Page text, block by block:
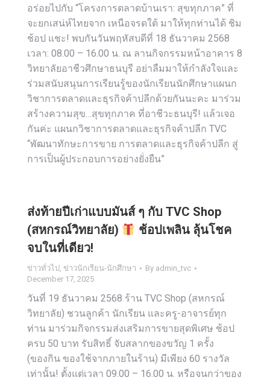
อร่อยไปกับ “โครงการตลาดบ้านเรา: สุขทุกภาค” ที่
จะยกเสน่ห์ไทยจาก เหนือจรดใต้ มาให้ทุกท่านได้ ชิม
ช้อป แชะ! พบกันวันพฤหัสบดีที่ 18 ธันวาคม 2568
เวลา: 08.00 – 16.00 น. ณ ลานกิจกรรมหน้าอาคาร 8
วิทยาลัยอาชีวศึกษาธนบุรี อย่าลืมมาให้กำลังใจและ
ร่วมสนับสนุนการเรียนรู้ของนักเรียนนักศึกษาแผนก
วิชาการตลาดและธุรกิจค้าปลีกด้วยกันนะคะ มาร่วม
สร้างความสุข…สุขทุกภาค ที่อาชีวะธนบุรี! แล้วเจอ
กันค่ะ แผนกวิชาการตลาดและธุรกิจค้าปลีก TVC
“พัฒนาทักษะการขาย การตลาดและธุรกิจค้าปลีก สู่
การเป็นผู้ประกอบการอย่างยั่งยืน”
ส่งท้ายปีเก่าแบบมันส์ ๆ กับ TVC Shop
(สหกรณ์วิทยาลัย)
ช้อปเพลิน ลุ้นโชค
จบในที่เดียว!
ข่าวทั่วไป, ข่าวนักเรียน-นักศึกษา By admin_tvc
December 17, 2025
วันที่ 19 ธันวาคม 2568 ร้าน TVC Shop (สหกรณ์
วิทยาลัย) ชวนลูกค้า นักเรียน และครู-อาจารย์ทุก
ท่าน มาร่วมกิจกรรมส่งเสริมการขายสุดพิเศษ ช้อป
ครบ 50 บาท รับสิทธิ์ จับสลากของขวัญ 1 ครั้ง
(ของกิน ของใช้จากภายในร้าน) มีเพียง 60 รางวัล
เท่านั้น! ตั้งแต่เวลา 09.00 – 16.00 น. หรือจนกว่าของ